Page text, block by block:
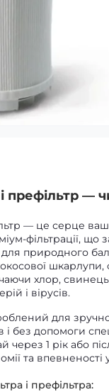
префільтр —
— це серце
фільтрації,
природного
хлор,
і вірусів.
для
і без допомоги
через 1 рік або
та впевненості
і префільтра: